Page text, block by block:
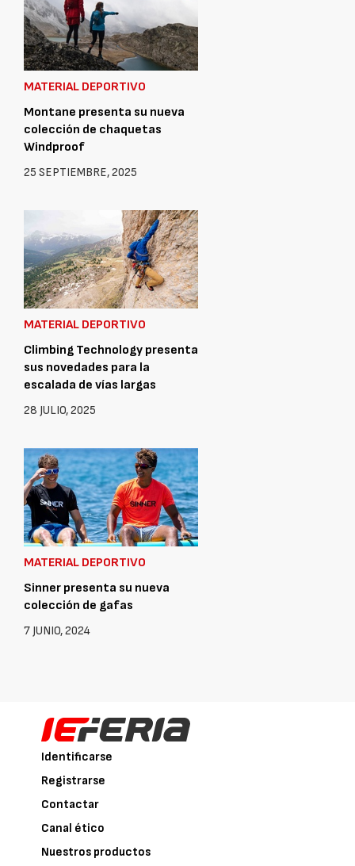
MATERIAL DEPORTIVO
Montane presenta su nueva
colección de chaquetas
Windproof
25 SEPTIEMBRE, 2025
MATERIAL DEPORTIVO
Climbing Technology presenta
sus novedades para la
escalada de vías largas
28 JULIO, 2025
MATERIAL DEPORTIVO
Sinner presenta su nueva
colección de gafas
7 JUNIO, 2024
Identificarse
Registrarse
Contactar
Canal ético
Nuestros productos